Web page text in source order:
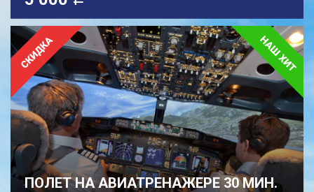
ПОЛЕТ НА АВИАТРЕНАЖЕРЕ 30 МИН.